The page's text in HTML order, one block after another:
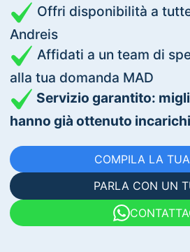
Offri disponibilità a
Andreis
Affidati a un team di
alla tua domanda MAD
Servizio garantito:
hanno già ottenuto incarichi
COMPILA LA
PARLA CON UN